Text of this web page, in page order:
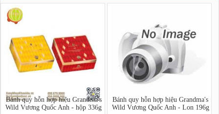
Bánh quy hỗn hợp hiệu Grandma's
Wild Vương Quốc Anh - hộp 336g
Bánh quy hỗn hợp hiệu Grandma's
Wild Vương Quốc Anh - Lon 196g